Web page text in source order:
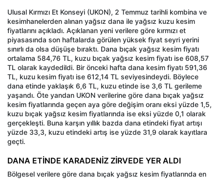
Ulusal Kırmızı Et Konseyi (UKON), 2 Temmuz tarihli kombina ve
kesimhanelerden alınan yağsız dana ile yağsız kuzu kesim
fiyatlarını açıkladı. Açıklanan yeni verilere göre kırmızı et
piyasasında son haftalarda görülen yüksek fiyat seyri yerini
sınırlı da olsa düşüşe bıraktı. Dana bıçak yağsız kesim fiyatı
ortalama 584,76 TL, kuzu bıçak yağsız kesim fiyatı ise 608,57
TL olarak kaydedildi. Bir önceki hafta dana kesim fiyatı 591,36
TL, kuzu kesim fiyatı ise 612,14 TL seviyesindeydi. Böylece
dana etinde yaklaşık 6,6 TL, kuzu etinde ise 3,6 TL gerileme
yaşandı. Öte yandan UKON verilerine göre dana bıçak yağsız
kesim fiyatlarında geçen aya göre değişim oranı eksi yüzde 1,5,
kuzu bıçak yağsız kesim fiyatlarında ise eksi yüzde 0,1 olarak
gerçekleşti. Buna karşın yıllık bazda dana etindeki fiyat artışı
yüzde 33,3, kuzu etindeki artış ise yüzde 31,9 olarak kayıtlara
geçti.
DANA ETİNDE KARADENİZ ZİRVEDE YER ALDI
Bölgesel verilere göre dana bıçak yağsız kesim fiyatlarında en